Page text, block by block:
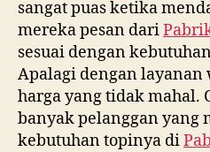
sangat puas ketika
mereka pesan dari
sesuai dengan
Apalagi dengan layanan
harga yang tidak mahal.
banyak pelanggan yang
kebutuhan topinya di